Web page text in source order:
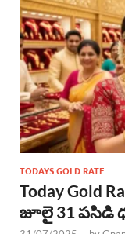
TODAYS GOLD RATE
Today Gold
జూలై 31 పసిడి